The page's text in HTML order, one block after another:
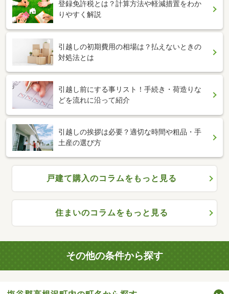
登録免許税とは？計算方法や軽減措置をわか
りやすく解説
引越しの初期費用の相場は？払えないときの
対処法とは
引越し前にする事リスト！手続き・荷造りな
どを流れに沿って紹介
引越しの挨拶は必要？適切な時間や粗品・手
土産の選び方
戸建て購入のコラムをもっと見る
住まいのコラムをもっと見る
その他の条件から探す